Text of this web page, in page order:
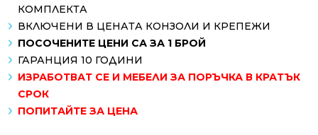
КОМПЛЕКТА
ВКЛЮЧЕНИ В ЦЕНАТА КОНЗОЛИ И КРЕПЕЖИ
ПОСОЧЕНИТЕ ЦЕНИ СА ЗА 1 БРОЙ
ГАРАНЦИЯ 10 ГОДИНИ
ИЗРАБОТВАТ СЕ И МЕБЕЛИ ЗА ПОРЪЧКА В КРАТЪК
СРОК
ПОПИТАЙТЕ ЗА ЦЕНА